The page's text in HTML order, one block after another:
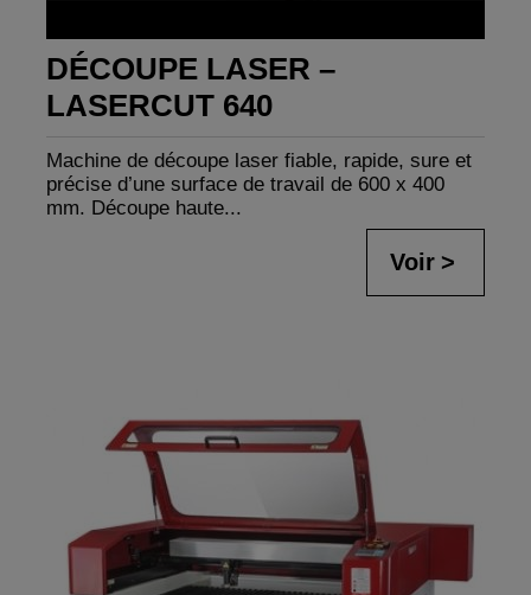
DÉCOUPE LASER –
LASERCUT 640
Machine de découpe laser fiable, rapide, sure et
précise d’une surface de travail de 600 x 400
mm. Découpe haute...
Voir